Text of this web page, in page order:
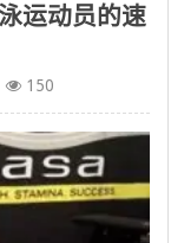
运动员的速
150